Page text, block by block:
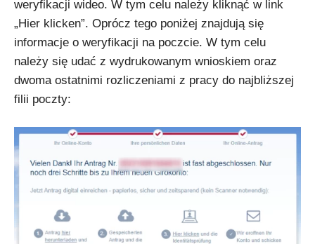
weryfikacji wideo. W tym celu należy kliknąć w link
„Hier klicken”. Oprócz tego poniżej znajdują się
informacje o weryfikacji na poczcie. W tym celu
należy się udać z wydrukowanym wnioskiem oraz
dwoma ostatnimi rozliczeniami z pracy do najbliższej
filii poczty: